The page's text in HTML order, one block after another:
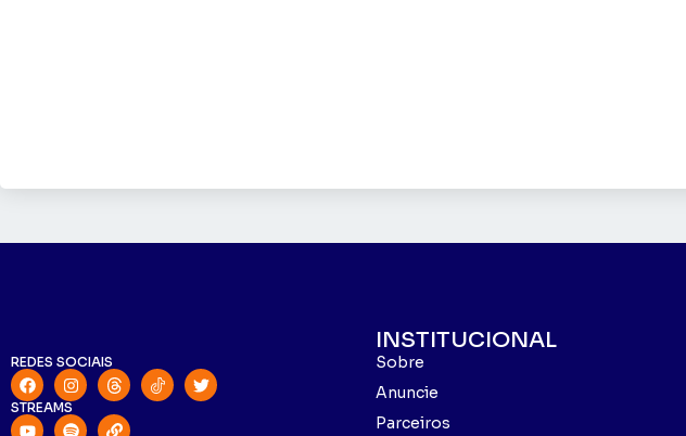
REDES SOCIAIS
STREAMS
INSTITUCIONAL
Sobre
Anuncie
Parceiros